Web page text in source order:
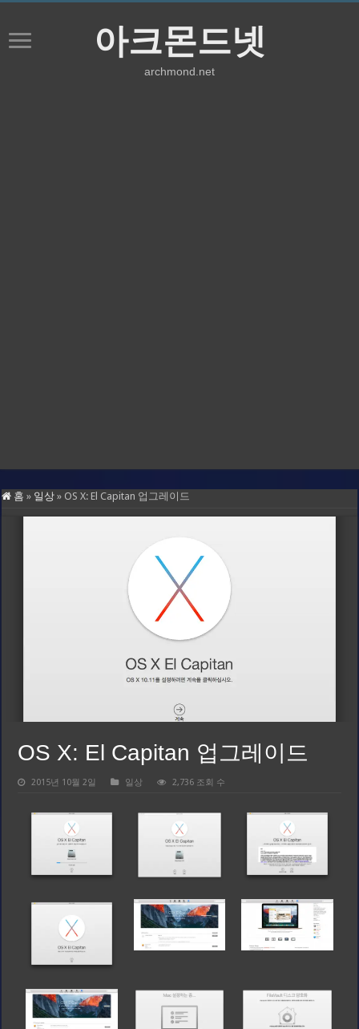
아크몬드넷
archmond.net
홈 » 일상 » OS X: El Capitan 업그레이드
OS X: El Capitan 업그레이드
2015년 10월 2일 일상 2,736 조회 수